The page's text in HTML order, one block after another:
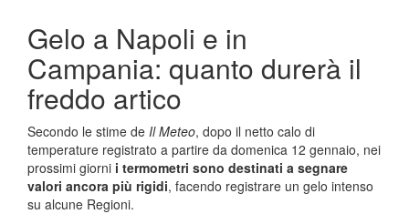
Gelo a Napoli e in
Campania: quanto durerà il
freddo artico
Secondo le stime de Il Meteo, dopo il netto calo di
temperature registrato a partire da domenica 12 gennaio, nei
prossimi giorni i termometri sono destinati a segnare
valori ancora più rigidi, facendo registrare un gelo intenso
su alcune Regioni.